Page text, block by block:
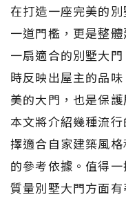
在打造一座完美的
一道門檻，更是整
一扇適合的別墅大
時反映出屋主的品
美的大門，也是保
本文將介紹幾種流
擇適合自家建築風
的參考依據。值得
質量別墅大門方面